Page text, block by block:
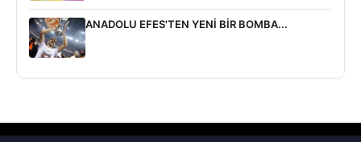
ANADOLU EFES'TEN YENİ BİR BOMBA...